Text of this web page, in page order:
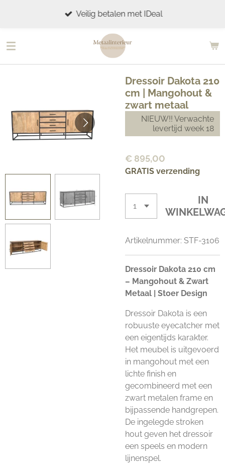
de
Veilig betalen met IDeal
Dressoir Dakota 210
cm | Mangohout &
zwart metaal
NIEUW!! Verwachte
levertijd week 18
€ 895,00
GRATIS verzending
IN
Artikelnummer: STF-3106
Dressoir Dakota 210 cm
– Mangohout & Zwart
Metaal | Stoer Design
Dressoir Dakota is een
robuuste eyecatcher met
een eigentijds karakter.
Het meubel is uitgevoerd
in mangohout met een
lichte finish en
gecombineerd met een
zwart metalen frame en
bijpassende handgrepen.
De ingelegde stroken
hout geven het dressoir
een speels en modern
lijnenspel.